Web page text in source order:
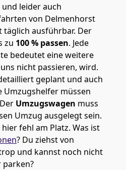
leider auch
von Delmenhorst
täglich ausführbar. Der
zu 100 % passen. Jede
bedeutet eine weitere
nicht passieren, wird.
geplant und auch
Umzugshelfer müssen
Umzugswagen muss
Umzug ausgelegt sein.
hier fehl am Platz. Was ist
? Du ziehst von
und kannst noch nicht